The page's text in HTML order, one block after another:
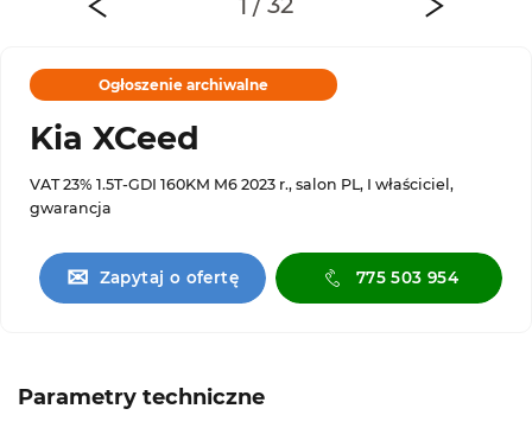
Ogłoszenie archiwalne
Kia XCeed
VAT 23% 1.5T-GDI 160KM M6 2023 r., salon PL, I właściciel,
gwarancja
✉ Zapytaj o ofertę 775 503 954
Parametry techniczne